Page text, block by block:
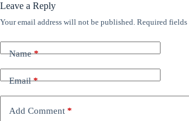
Leave a Reply
Your email address will not be published. Required fields
Name*
Email*
Add Comment *